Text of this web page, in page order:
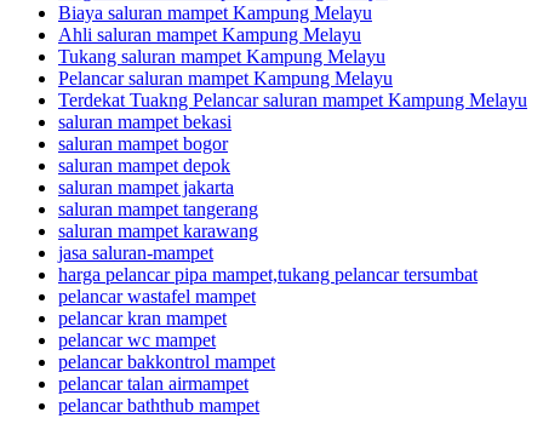
Biaya saluran mampet Kampung Melayu
Ahli saluran mampet Kampung Melayu
Tukang saluran mampet Kampung Melayu
Pelancar saluran mampet Kampung Melayu
Terdekat Tuakng Pelancar saluran mampet Kampung Melayu
saluran mampet bekasi
saluran mampet bogor
saluran mampet depok
saluran mampet jakarta
saluran mampet tangerang
saluran mampet karawang
jasa saluran-mampet
harga pelancar pipa mampet,tukang pelancar tersumbat
pelancar wastafel mampet
pelancar kran mampet
pelancar wc mampet
pelancar bakkontrol mampet
pelancar talan airmampet
pelancar baththub mampet